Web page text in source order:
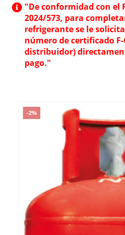
"De conformidad con el
2024/573, para
refrigerante se le
número de certificado
distribuidor)
pago."
-2%